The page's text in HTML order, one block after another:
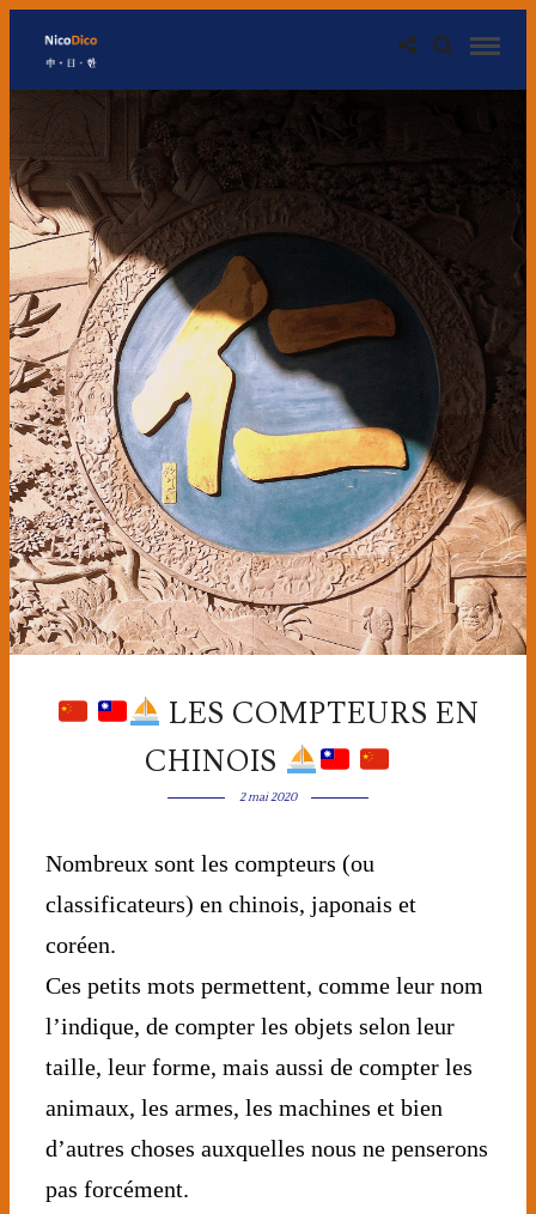
LES COMPTEURS EN
CHINOIS
2 mai 2020
Nombreux sont les compteurs (ou
classificateurs) en chinois, japonais et
coréen.
Ces petits mots permettent, comme leur nom
l’indique, de compter les objets selon leur
taille, leur forme, mais aussi de compter les
animaux, les armes, les machines et bien
d’autres choses auxquelles nous ne penserons
pas forcément.